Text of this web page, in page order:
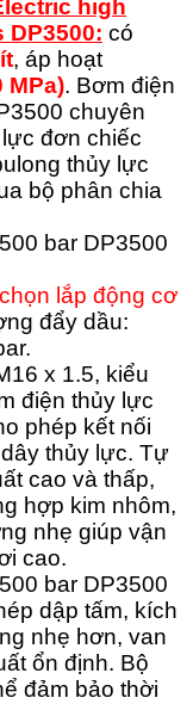
high
có
, áp hoạt
MPa). Bơm điện
chuyên
đơn chiếc
thủy lực
bộ phân chia
bar DP3500
lắp động cơ
đẩy dầu:
x 1.5, kiểu
điện thủy lực
phép kết nối
thủy lực. Tự
cao và thấp,
hợp kim nhôm,
nhẹ giúp vận
cao.
bar DP3500
dập tấm, kích
nhẹ hơn, van
ổn định. Bộ
đảm bảo thời